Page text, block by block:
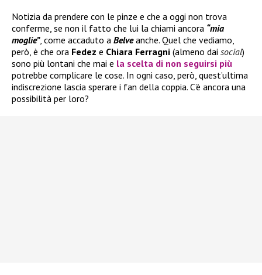
Notizia da prendere con le pinze e che a oggi non trova
conferme, se non il fatto che lui la chiami ancora “mia
moglie”, come accaduto a Belveanche. Quel che vediamo,
però, è che ora Fedez e Chiara Ferragni (almeno dai social)
sono più lontani che mai e la scelta di non seguirsi più
potrebbe complicare le cose. In ogni caso, però, quest’ultima
indiscrezione lascia sperare i fan della coppia. C’è ancora una
possibilità per loro?